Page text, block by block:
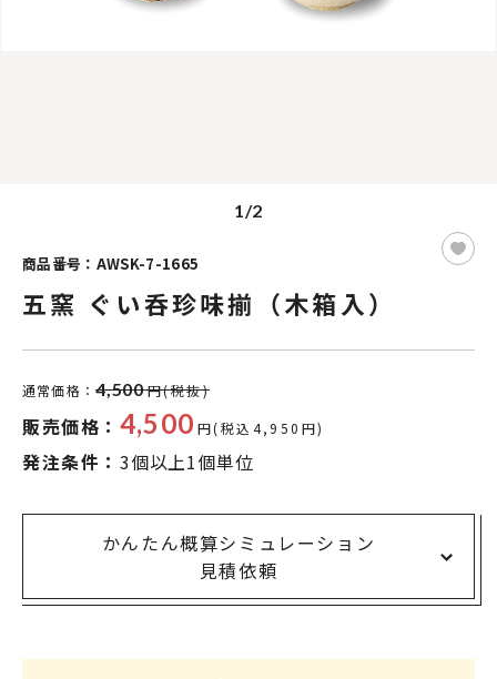
1/2
商品番号：AWSK-7-1665
五窯 ぐい呑珍味揃（木箱入）
通常価格： 4,500円(税抜)
販売価格： 4,500 円(税込4,950円)
発注条件： 3個以上1個単位
かんたん概算シミュレーション
見積依頼